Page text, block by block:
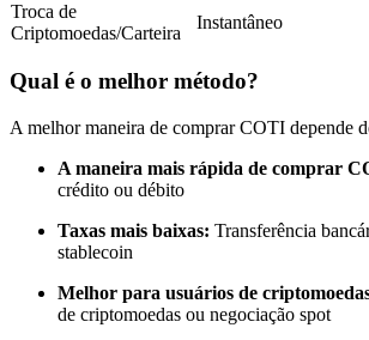
Torne-se um Trader de Cópias
Desfrute da partilha de lucros e
Troca de
Criptomoedas/Carteira
Instantâneo
Qual é o melhor método?
A melhor maneira de comprar COTI depende
A maneira mais rápida de comprar
crédito ou débito
Taxas mais baixas: Transferência
stablecoin
Melhor para usuários de
de criptomoedas ou negociação spot